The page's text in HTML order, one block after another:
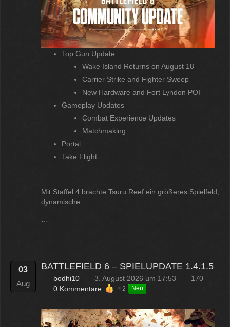
Top Gun Update
Wake Island Returns on August 18
Carrier Strike and Fighter Sweep
New Hardware and Fort Lyndon POI
Gameplay Updates
Combat Experience Updates
Matchmaking
Portal
Take Flight
Mit Staffel 4 brachte Tsuru Reef ein größeres Spielfeld,
dynamische
03
Aug
BATTLEFIELD 6 – SPIELUPDATE 1.4.1.5
bodhi10 3. August 2026 um 17:53
170
0 Kommentare
2 Neu